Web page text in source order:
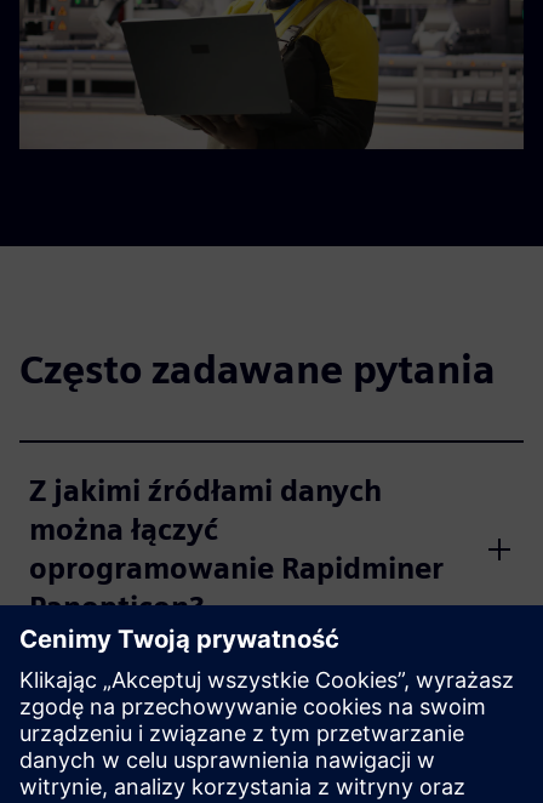
Często zadawane pytania
Z jakimi źródłami danych
można łączyć
oprogramowanie Rapidminer
Panopticon?
Jakie przypadki użycia handlu
papierami wartościowymi
najlepiej pasują do